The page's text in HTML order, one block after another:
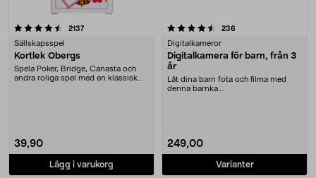
2137recensioner
Sällskapsspel
Kortlek Öbergs
Spela Poker, Bridge, Canasta och
andra roliga spel med en klassisk
39,90
Lägg i varukorg
4.5 av 5 stjärnor 236
Digitalkameror
Digitalkamera för barn, från 3
år
Låt dina barn fota och filma med
denna barnka....
249,00
Varianter